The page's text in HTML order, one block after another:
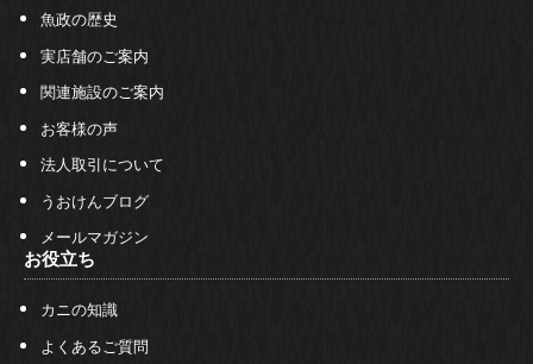
魚政の歴史
実店舗のご案内
関連施設のご案内
お客様の声
法人取引について
うおけんブログ
メールマガジン
お役立ち
カニの知識
よくあるご質問